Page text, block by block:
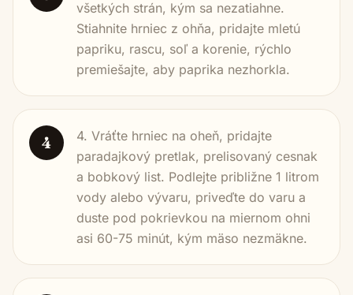
všetkých strán, kým sa nezatiahne.
Stiahnite hrniec z ohňa, pridajte mletú
papriku, rascu, soľ a korenie, rýchlo
premiešajte, aby paprika nezhorkla.
4
4. Vráťte hrniec na oheň, pridajte
paradajkový pretlak, prelisovaný cesnak
a bobkový list. Podlejte približne 1 litrom
vody alebo vývaru, priveďte do varu a
duste pod pokrievkou na miernom ohni
asi 60-75 minút, kým mäso nezmäkne.